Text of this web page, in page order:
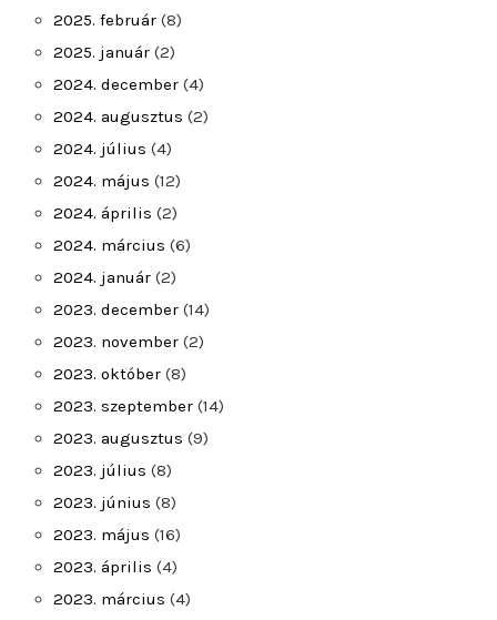
2025. február (8)
2025. január (2)
2024. december (4)
2024. augusztus (2)
2024. július (4)
2024. május (12)
2024. április (2)
2024. március (6)
2024. január (2)
2023. december (14)
2023. november (2)
2023. október (8)
2023. szeptember (14)
2023. augusztus (9)
2023. július (8)
2023. június (8)
2023. május (16)
2023. április (4)
2023. március (4)